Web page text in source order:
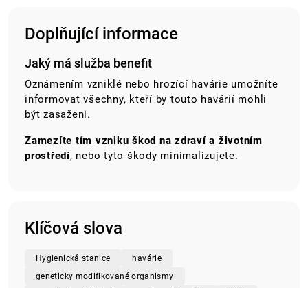
Doplňující informace
Jaký má služba benefit
Oznámením vzniklé nebo hrozící havárie umožníte
informovat všechny, kteří by touto havárií mohli
být zasaženi.
Zamezíte tím vzniku škod na zdraví a životním
prostředí, nebo tyto škody minimalizujete.
Klíčová slova
Hygienická stanice
havárie
geneticky modifikované organismy